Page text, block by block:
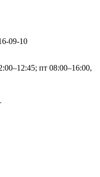
09-10
пт 08:00–16:00,